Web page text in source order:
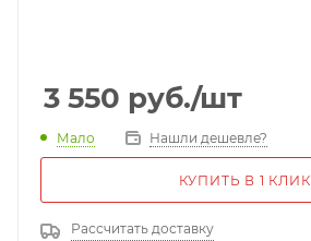
3 550 руб./шт
Мало Нашли дешевле?
КУПИТЬ В 1 КЛИК
Рассчитать доставку